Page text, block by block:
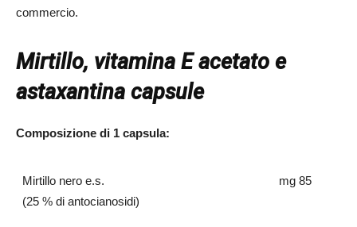
commercio.
Mirtillo, vitamina E acetato e
astaxantina capsule
Composizione di 1 capsula:
Mirtillo nero e.s.
(25 % di antocianosidi)
mg 85